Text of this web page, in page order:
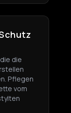
die
Pflegen
vom